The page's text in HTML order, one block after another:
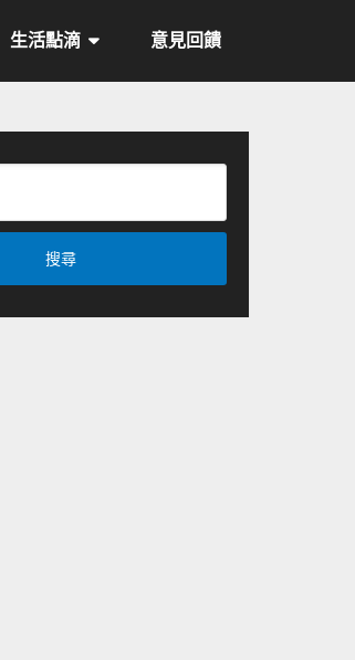
生活點滴 意見回饋